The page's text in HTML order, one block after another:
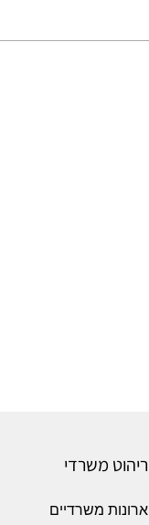
ריהוט משרדי
ארונות משרדיים